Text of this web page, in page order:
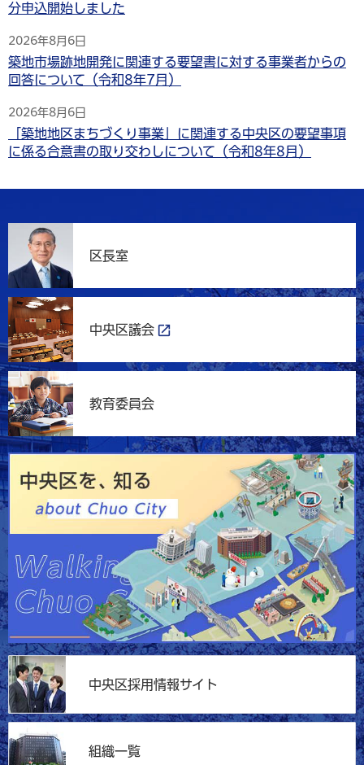
分申込開始しました
2026年8月6日
築地市場跡地開発に関連する要望書に対する事業者からの
回答について（令和8年7月）
2026年8月6日
「築地地区まちづくり事業」に関連する中央区の要望事項
に係る合意書の取り交わしについて（令和8年8月）
区長室
中央区議会
教育委員会
中央区採用情報サイト
組織一覧